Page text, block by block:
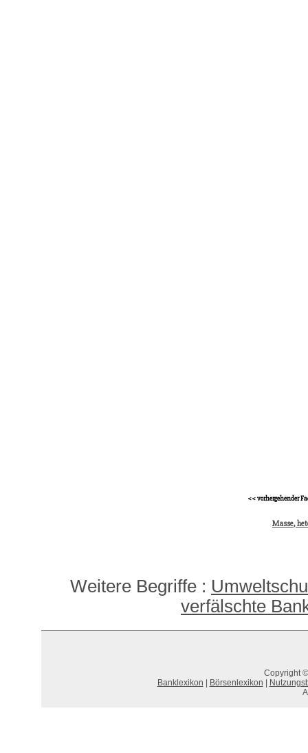
<< vorhergehender
Masse,
Weitere Begriffe :
verfälschte
Copyright
Banklexikon
Börsenlexikon